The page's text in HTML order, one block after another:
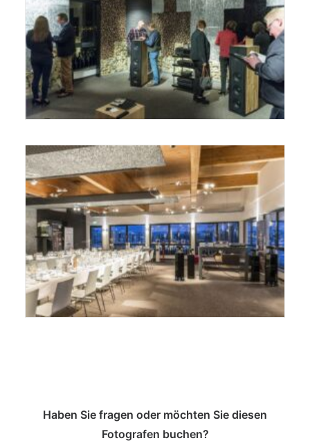
Haben Sie fragen oder möchten Sie diesen
Fotografen buchen?